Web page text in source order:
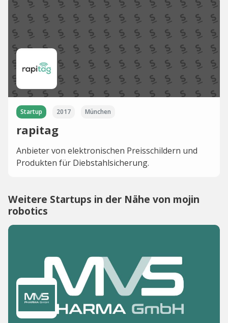
Startup 2017 München
rapitag
Anbieter von elektronischen Preisschildern und
Produkten für Diebstahlsicherung.
Weitere Startups in der Nähe von mojin
robotics